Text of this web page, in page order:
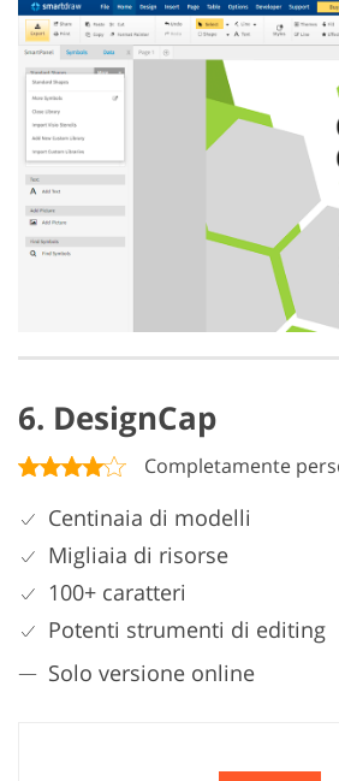
6. DesignCap
Completamente
Centinaia di modelli
Migliaia di risorse
100+ caratteri
Potenti strumenti di editing
Solo versione online